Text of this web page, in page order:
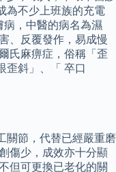
不少上班族的充電
病，中醫的病名為濕
、反覆發作，易成慢
氏麻痹症，俗稱「歪
歪斜」、「 卒口
關節，代替已經嚴重磨
傷少，成效亦十分顯
但可更換已老化的關